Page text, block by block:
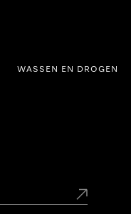
WASSEN EN DROGEN